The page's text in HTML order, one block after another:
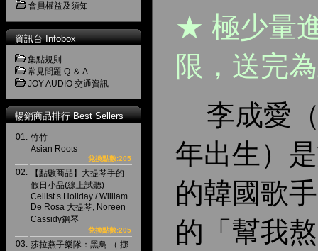
會員權益及須知
資訊台 Infobox
集點規則
常見問題 Q ＆ A
JOY AUDIO 交通資訊
暢銷商品排行 Best Sellers
01. 竹竹
Asian Roots
兌換點數:205
02.
【點數商品】大提琴手的
假日小品(線上試聽)
Cellist s Holiday / William
De Rosa 大提琴, Noreen
Cassidy鋼琴
兌換點數:205
03. 莎拉燕子樂隊：黑鳥 （ 挪
★ 極少量
限，送完
李成愛
年出生）
的韓國歌
的「幫我